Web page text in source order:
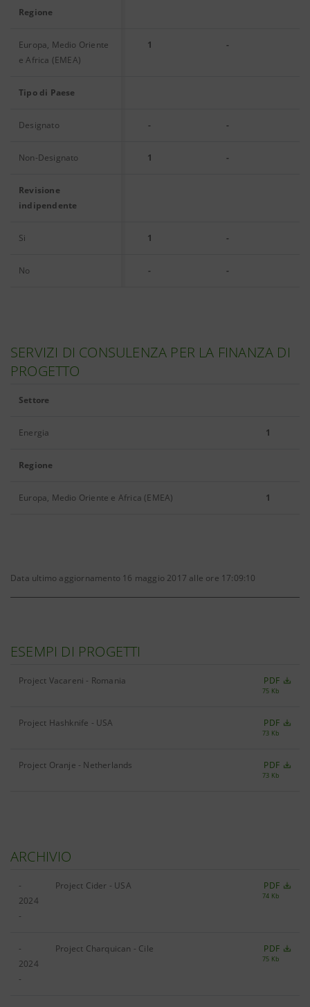
Regione
Europa, Medio Oriente
e Africa (EMEA)
1 -
Tipo di Paese
Designato - -
Non-Designato 1 -
Revisione
indipendente
Si 1 -
No - -
SERVIZI DI CONSULENZA PER LA FINANZA DI
PROGETTO
Settore
Energia 1
Regione
Europa, Medio Oriente e Africa (EMEA) 1
Data ultimo aggiornamento 16 maggio 2017 alle ore 17:09:10
ESEMPI DI PROGETTI
Project Vacareni - Romania PDF
75 Kb
Project Hashknife - USA PDF
73 Kb
Project Oranje - Netherlands PDF
73 Kb
ARCHIVIO
-
2024
-
Project Cider - USA PDF
74 Kb
-
2024
-
Project Charquican - Cile PDF
75 Kb